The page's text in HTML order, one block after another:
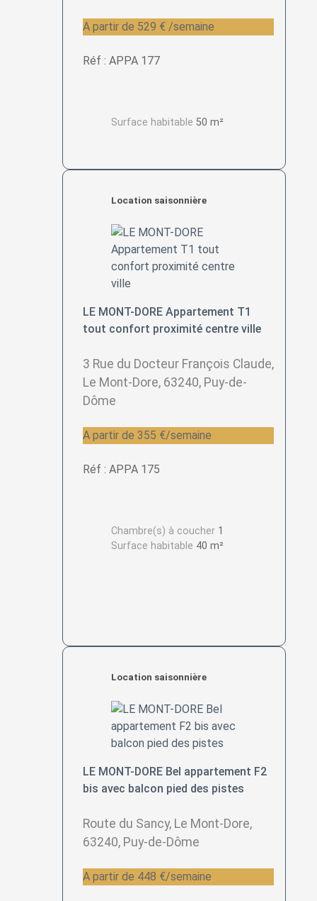
A partir de 529 € /semaine
Réf : APPA 177
Surface habitable 50 m²
Location saisonnière
LE MONT-DORE Appartement T1
tout confort proximité centre ville
3 Rue du Docteur François Claude,
Le Mont-Dore, 63240, Puy-de-
Dôme
A partir de 355 €/semaine
Réf : APPA 175
Chambre(s) à coucher 1
Surface habitable 40 m²
Location saisonnière
LE MONT-DORE Bel appartement F2
bis avec balcon pied des pistes
Route du Sancy, Le Mont-Dore,
63240, Puy-de-Dôme
A partir de 448 €/semaine